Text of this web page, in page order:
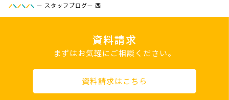
— スタッフブログ— 西
資料請求
まずはお気軽にご相談ください。
資料請求はこちら